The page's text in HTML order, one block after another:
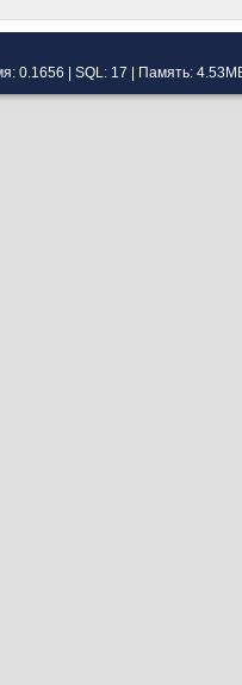
0.1656 | SQL: 17 | Память: